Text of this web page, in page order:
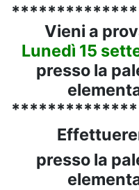
Vieni a
Lunedì 15
presso la
presso la